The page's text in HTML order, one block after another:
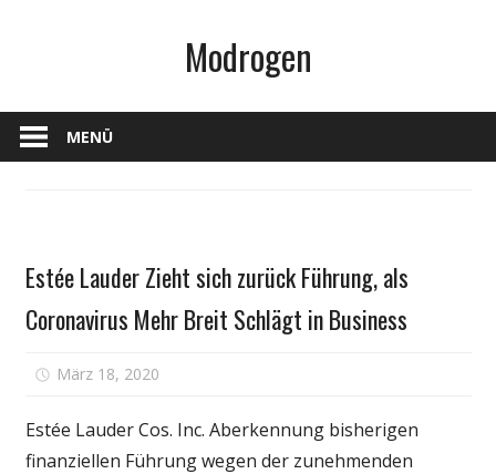
Modrogen
MENÜ
& Balance
Estée Lauder Zieht sich zurück Führung, als
Coronavirus Mehr Breit Schlägt in Business
März 18, 2020
Lauder
Zieht
Estée Lauder Cos. Inc. Aberkennung bisherigen
finanziellen Führung wegen der zunehmenden